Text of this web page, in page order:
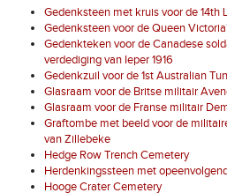
Gedenksteen met kruis voor de 14th
Gedenksteen voor de Queen
Gedenkteken voor de Canadese
verdediging van Ieper 1916
Gedenkzuil voor de 1st Australian
Glasraam voor de Britse militair
Glasraam voor de Franse militair
Graftombe met beeld voor de
van Zillebeke
Hedge Row Trench Cemetery
Herdenkingssteen met
Hooge Crater Cemetery